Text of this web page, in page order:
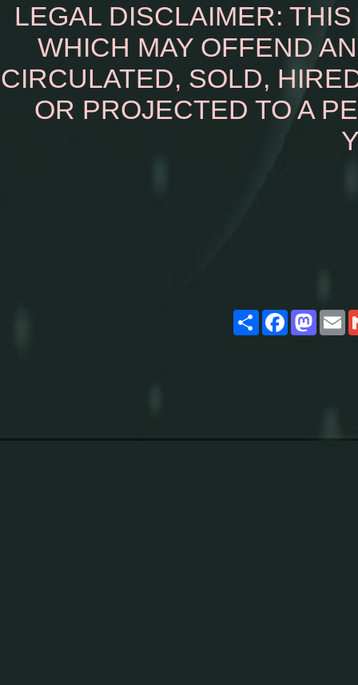
LEGAL DISCLAIMER:
WHICH MAY OFFEND
CIRCULATED, SOLD,
OR PROJECTED TO A
ShareFacebook